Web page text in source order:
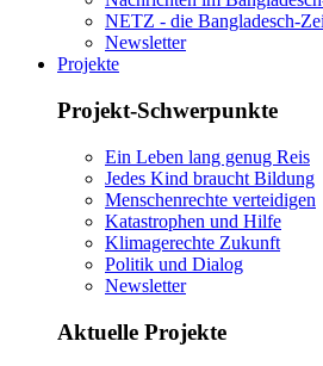
NETZ - die Bangladesch-
Newsletter
Projekte
Projekt-Schwerpunkte
Ein Leben lang genug Reis
Jedes Kind braucht Bildung
Menschenrechte verteidigen
Katastrophen und Hilfe
Klimagerechte Zukunft
Politik und Dialog
Newsletter
Aktuelle Projekte